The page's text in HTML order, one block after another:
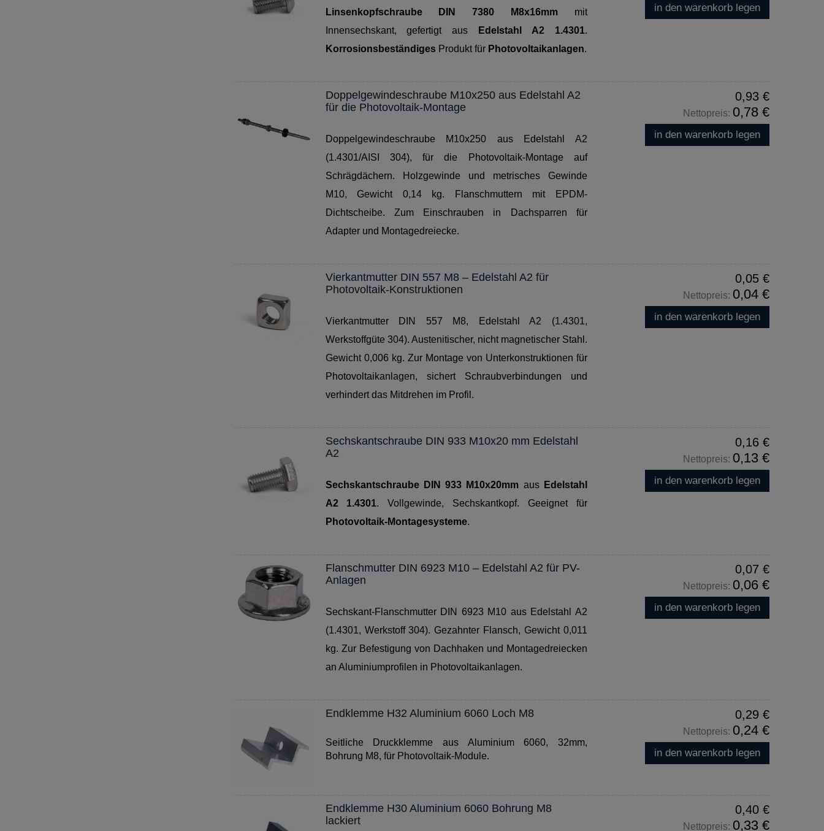
Linsenkopfschraube DIN 7380 M8x16mm mit
Innensechskant, gefertigt aus
Edelstahl A2 1.4301.
KorrosionsbeständigesProdukt für Photovoltaikanlagen.
in den warenkorb legen
Doppelgewindeschraube M10x250 aus Edelstahl A2
für die Photovoltaik-Montage
Doppelgewindeschraube M10x250 aus Edelstahl A2
(1.4301/AISI 304), für die Photovoltaik-Montage auf
Schrägdächern. Holzgewinde und metrisches Gewinde
M10, Gewicht 0,14 kg. Flanschmuttern mit EPDM-
Dichtscheibe. Zum Einschrauben in Dachsparren für
Adapter und Montagedreiecke.
0,93 €
Nettopreis: 0,78 €
in den warenkorb legen
Vierkantmutter DIN 557 M8 – Edelstahl A2 für
Photovoltaik-Konstruktionen
Vierkantmutter DIN 557 M8, Edelstahl A2 (1.4301,
Werkstoffgüte 304). Austenitischer, nicht magnetischer Stahl.
Gewicht 0,006 kg. Zur Montage von Unterkonstruktionen für
Photovoltaikanlagen, sichert Schraubverbindungen und
verhindert das Mitdrehen im Profil.
0,05 €
Nettopreis: 0,04 €
in den warenkorb legen
Sechskantschraube DIN 933 M10x20 mm Edelstahl
A2
Sechskantschraube DIN 933 M10x20mm aus Edelstahl
A2 1.4301. Vollgewinde, Sechskantkopf. Geeignet für
Photovoltaik-Montagesysteme.
0,16 €
Nettopreis: 0,13 €
in den warenkorb legen
Flanschmutter DIN 6923 M10 – Edelstahl A2 für PV-
Anlagen
Sechskant-Flanschmutter DIN 6923 M10 aus Edelstahl A2
(1.4301, Werkstoff 304). Gezahnter Flansch, Gewicht 0,011
kg. Zur Befestigung von Dachhaken und Montagedreiecken
an Aluminiumprofilen in Photovoltaikanlagen.
0,07 €
Nettopreis: 0,06 €
in den warenkorb legen
Endklemme H32 Aluminium 6060 Loch M8
Seitliche Druckklemme aus Aluminium 6060, 32mm,
Bohrung M8, für Photovoltaik-Module.
0,29 €
Nettopreis: 0,24 €
in den warenkorb legen
Endklemme H30 Aluminium 6060 Bohrung M8
lackiert
0,40 €
Nettopreis: 0,33 €